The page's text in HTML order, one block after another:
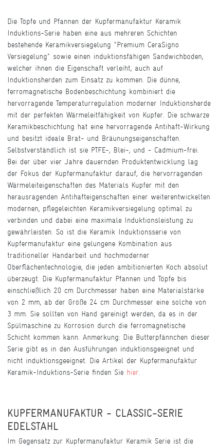
Die Töpfe und Pfannen der Kupfermanufaktur Keramik
Induktions-Serie haben eine aus mehreren Schichten
bestehende Keramikversiegelung "Premium CeraSigno
Versiegelung" sowie einen induktionsfähigen Sandwichboden,
welcher ihnen die Eigenschaft verleiht, auch auf
Induktionsherden zum Einsatz zu kommen. Die dünne,
ferromagnetische Bodenbeschichtung kombiniert die
hervorragende Temperaturregulation moderner Induktionsherde
mit der perfekten Wärmeleitfähigkeit von Kupfer. Die schwarze
Keramikbeschichtung hat eine hervorragende Antihaft-Wirkung
und besitzt ideale Brat- und Bräunungseigenschaften.
Selbstverständlich ist sie PTFE-, Blei-, und - Cadmium-frei.
Bei der über vier Jahre dauernden Produktentwicklung lag
der Fokus der Kupfermanufaktur darauf, die hervorragenden
Wärmeleiteigenschaften des Materials Kupfer mit den
herausragenden Antihafteigenschaften einer weiterentwickelten
modernen, pflegeleichten Keramikversiegelung optimal zu
verbinden und dabei eine maximale Induktionsleistung zu
gewährleisten. So ist die Keramik Induktionsserie von
Kupfermanufaktur eine gelungene Kombination aus
traditioneller Handarbeit und hochmoderner
Oberflächentechnologie, die jeden ambitionierten Koch absolut
überzeugt. Die Kupfermanufaktur Pfannen und Töpfe bis
einschließlich 20 cm Durchmesser haben eine Materialstärke
von 2 mm, ab der Größe 24 cm Durchmesser eine solche von
3 mm. Sie sollten von Hand gereinigt werden, da es in der
Spülmaschine zu Korrosion durch die ferromagnetische
Schicht kommen kann. Anmerkung: Die Butterpfännchen dieser
Serie gibt es in den Ausführungen induktionsgeeignet und
nicht induktionsgeeignet. Die Artikel der Kupfermanufaktur
Keramik-Induktions-Serie finden Sie hier.
KUPFERMANUFAKTUR - CLASSIC-SERIE
EDELSTAHL
Im Gegensatz zur Kupfermanufaktur Keramik Serie ist die